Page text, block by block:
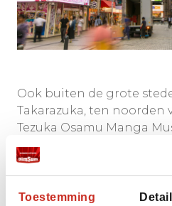
Toestemming
Ook buiten de grote
Takarazuka, ten noorden
Tezuka Osamu Manga
‘vader van manga’, de
en Kimba the White
moderne stripstijl
tekenen in zijn atelier.